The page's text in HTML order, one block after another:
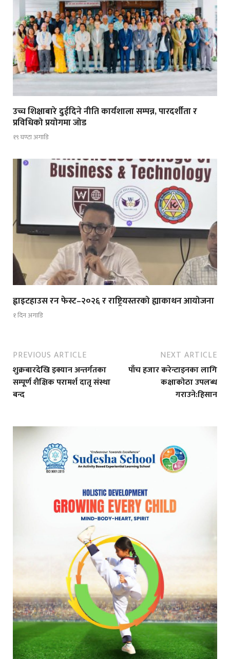
उच्च शिक्षाबारे दुईदिने नीति कार्यशाला सम्पन्न, पारदर्शीता र
प्रविधिको प्रयोगमा जोड
१९ घण्टा अगाडि
ह्वाइटहाउस रन फेस्ट–२०२६ र राष्ट्रियस्तरको ह्याकाथन आयोजना
१ दिन अगाडि
PREVIOUS ARTICLE
शुक्रबारदेखि इक्यान अन्तर्गतका
सम्पूर्ण शैक्षिक परामर्श दातृ संस्था
बन्द
NEXT ARTICLE
पाँच हजार करेन्टाइनका लागि
कक्षाकोठा उपलब्ध
गराउने:हिसान